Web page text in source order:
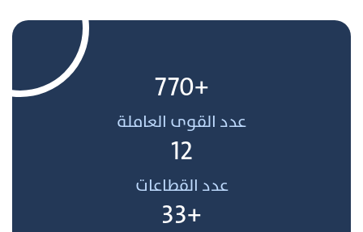
+770
عدد القوى العاملة
12
عدد القطاعات
+33